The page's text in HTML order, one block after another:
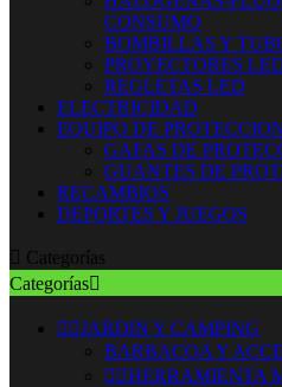
CONSUMO
BOMBILLAS Y
PROYECTORES
REGLETAS LED
ELECTRICIDAD
EQUIPO DE
GAFAS DE
GUANTES DE
RECAMBIOS
DEPORTES Y JUEGOS
 Categorías
Categorías
 JARDIN Y CAMPING
BARBACOA Y
 HERRAMIENTA